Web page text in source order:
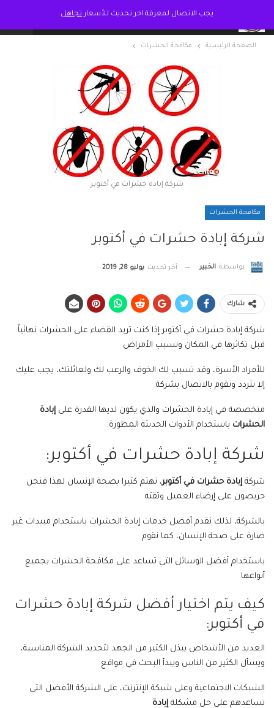
الصفحة الرئيسية مكافحة الحشرات
شركة إبادة حشرات في أكتوبر
مكافحة الحشرات
شركة إبادة حشرات في أكتوبر
بواسطة الخبير آخر تحديث يوليو 28, 2019
شارك
شركة إبادة حشرات في أكتوبر إذا كنت تريد القضاء على الحشرات نهائياً
قبل تكاثرها في المكان وتسبب الأمراض
للأفراد الأسرة، وقد تسبب لك الخوف والرعب لك ولعائلتك، يجب عليك
إلا تتردد وتقوم بالاتصال بشركة
متخصصة في إبادة الحشرات والذي يكون لديها القدرة على إبادة
الحشرات باستخدام الأدوات الحديثة المطورة.
شركة إبادة حشرات في أكتوبر:
شركة إبادة حشرات في أكتوبر، تهتم كثيرا بصحة الإنسان لهذا فنحن
حريصون على إرضاء العميل وثقته
بالشركة، لذلك نقدم أفضل خدمات إبادة الحشرات باستخدام مبيدات غير
ضارة على صحة الإنسان، كما نقوم
باستخدام أفضل الوسائل التي تساعد على مكافحة الحشرات بجميع
أنواعها.
كيف يتم اختيار أفضل شركة إبادة حشرات
في أكتوبر:
العديد من الأشخاص يبذل الكثير من الجهد لتحديد الشركة المناسبة،
ويسأل الكثير من الناس ويبدأ البحث في مواقع
الشبكات الاجتماعية وعلى شبكة الإنترنت، على الشركة الأفضل التي
تساعدهم على حل مشكلة إبادة
يجب الاتصال لمعرفة اخر تحديث للأسعار تجاهل